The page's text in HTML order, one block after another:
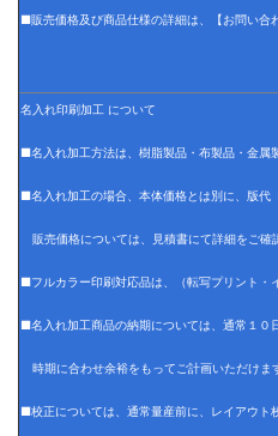
■販売価格及び商品仕様の詳細は、【お問い合
名入れ印刷加工 について
■名入れ加工方法は、樹脂製品・布製品・金属
■名入れ加工の場合、本体価格とは別に、版代
販売価格については、見積書にて詳細をご確
■フルカラー印刷対応品は、（転写プリント・
■名入れ加工商品の納期については、通常１０
時期に合わせ余裕をもってご計画いただけま
■校正については、通常量産前に、レイアウト